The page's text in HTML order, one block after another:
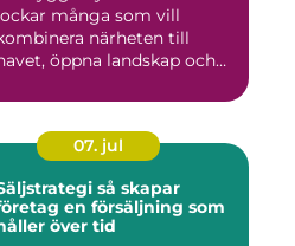
många som vill
närheten till
öppna landskap och
07. jul
så skapar
en försäljning som
över tid